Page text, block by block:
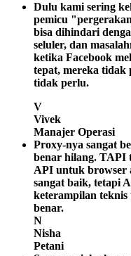
Dulu kami sering
pemicu
bisa dihindari
seluler, dan
ketika Facebook
tepat, mereka tidak
tidak perlu.
V
Vivek
Manajer Operasi
Proxy-nya sangat
benar hilang. TAPI
API untuk browser
sangat baik, tetapi
keterampilan teknis
benar.
N
Nisha
Petani